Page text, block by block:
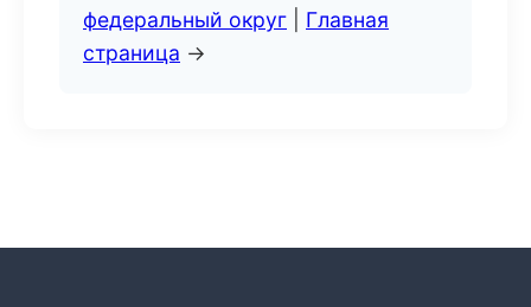
федеральный округ
Главная
страница →